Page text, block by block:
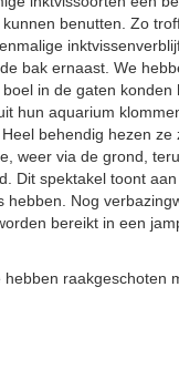
benutten. Zo
bak ernaast. We
in de gaten konden
hun aquarium
behendig hezen ze
weer via de grond,
Dit spektakel toont
hebben. Nog
bereikt in een
raakgeschoten